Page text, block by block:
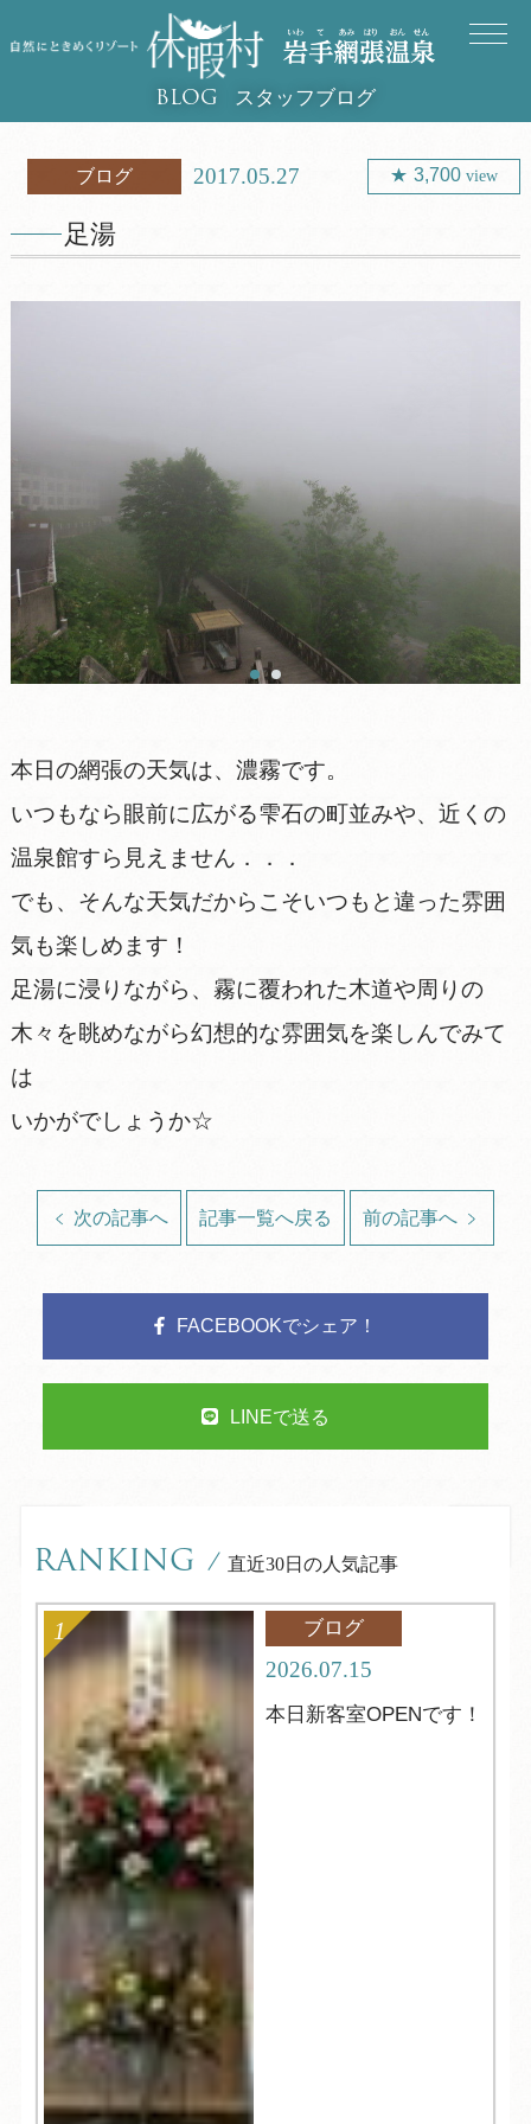
BLOG スタッフブログ
ブログ 2017.05.27 3,700view
足湯
本日の網張の天気は、濃霧です。
いつもなら眼前に広がる雫石の町並みや、近くの
温泉館すら見えません．．．
でも、そんな天気だからこそいつもと違った雰囲
気も楽しめます！
足湯に浸りながら、霧に覆われた木道や周りの
木々を眺めながら幻想的な雰囲気を楽しんでみて
は
いかがでしょうか☆
次の記事へ 記事一覧へ戻る 前の記事へ
FACEBOOKでシェア！
LINEで送る
RANKING / 直近30日の人気記事
ブログ
2026.07.15
本日新客室OPENです！